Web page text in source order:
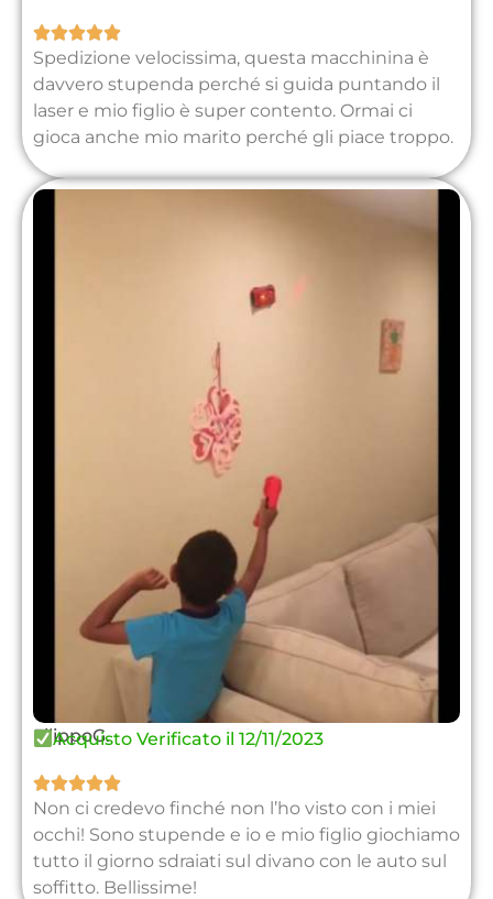

Spedizione velocissima, questa macchinina è
davvero stupenda perché si guida puntando il
laser e mio figlio è super contento. Ormai ci
gioca anche mio marito perché gli piace troppo.
FilippoG.
Acquisto Verificato il 12/11/2023

Non ci credevo finché non l’ho visto con i miei
occhi! Sono stupende e io e mio figlio giochiamo
tutto il giorno sdraiati sul divano con le auto sul
soffitto. Bellissime!